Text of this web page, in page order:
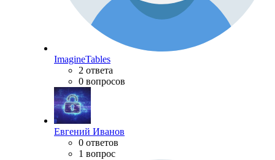
ImagineTables
2 ответа
0 вопросов
Евгений Иванов
0 ответов
1 вопрос